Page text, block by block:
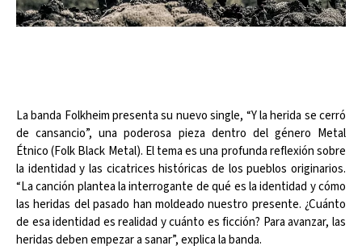
La banda Folkheim presenta su nuevo single, “Y la herida se cerró
de cansancio”, una poderosa pieza dentro del género Metal
Étnico (Folk Black Metal). El tema es una profunda reflexión sobre
la identidad y las cicatrices históricas de los pueblos originarios.
“La canción plantea la interrogante de qué es la identidad y cómo
las heridas del pasado han moldeado nuestro presente. ¿Cuánto
de esa identidad es realidad y cuánto es ficción? Para avanzar, las
heridas deben empezar a sanar”, explica la banda.